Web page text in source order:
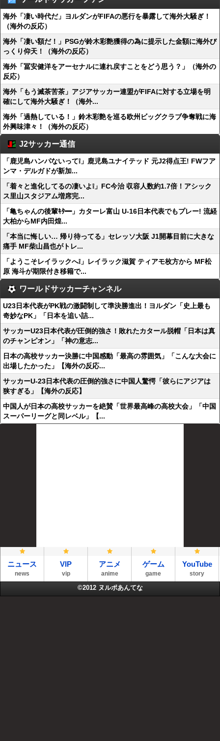
海外「凄い時代だ」ヨルダンがFIFAの悪行を暴露して海外大騒ぎ！
（海外の反応）
海外「凄い額だ！」PSGが鈴木彩艶獲得の為に提示した金額に海外び
っくり仰天！（海外の反応）
海外「冨安健洋をアーセナルに連れ戻すことをどう思う？」（海外の
反応）
海外「もう滅茶苦茶」アジアサッカー連盟がFIFAに対する立場を明
確にして海外大騒ぎ！（海外...
海外「過熱している！」鈴木彩艶を巡る欧州ビッグクラブ争奪戦に海
外興味津々！（海外の反応）
J2サッカー通信
「鹿児島ハンパないって❕」鹿児島ユナイテッド 元J2得点王! FWフア
ンマ・デルガドが新加...
「着々と進化してるの凄いよ❕」FC今治 収容人数約1.7倍！アシック
ス里山スタジアム増席完...
「亀ちゃんの後輩ｷﾀ━」カターレ富山 U-16日本代表でもプレー! 流経
大柏からMF内田煌...
「本当に悔しい… 帰り待ってる」セレッソ大阪 J1開幕目前に大きな
痛手 MF柴山昌也がトレ...
「ようこそレイラックへ❕」レイラック滋賀 ティアモ枚方から MF松
原 海斗が期限付き移籍で...
ワールドサッカーチャンネル
U23日本代表がPK戦の激闘制して準決勝進出！ヨルダン「史上最も
奇妙なPK」「日本を追い詰...
サッカーU23日本代表が圧倒的強さ！敗れたカタール脱帽「日本は真
のチャンピオン」「神の意志...
日本の高校サッカー決勝に中国感動「最高の雰囲気」「こんな大会に
出場したかった」【海外の反応...
サッカーU-23日本代表の圧倒的強さに中国人驚愕「彼らにアジアは
狭すぎる」【海外の反応】
中国人が日本の高校サッカーを絶賛「世界最高峰の高校大会」「中国
スーパーリーグと同レベル」【...
ニュース
news
VIP
vip
アニメ
anime
ゲーム
game
YouTube
story
©2012 ヌルポあんてな